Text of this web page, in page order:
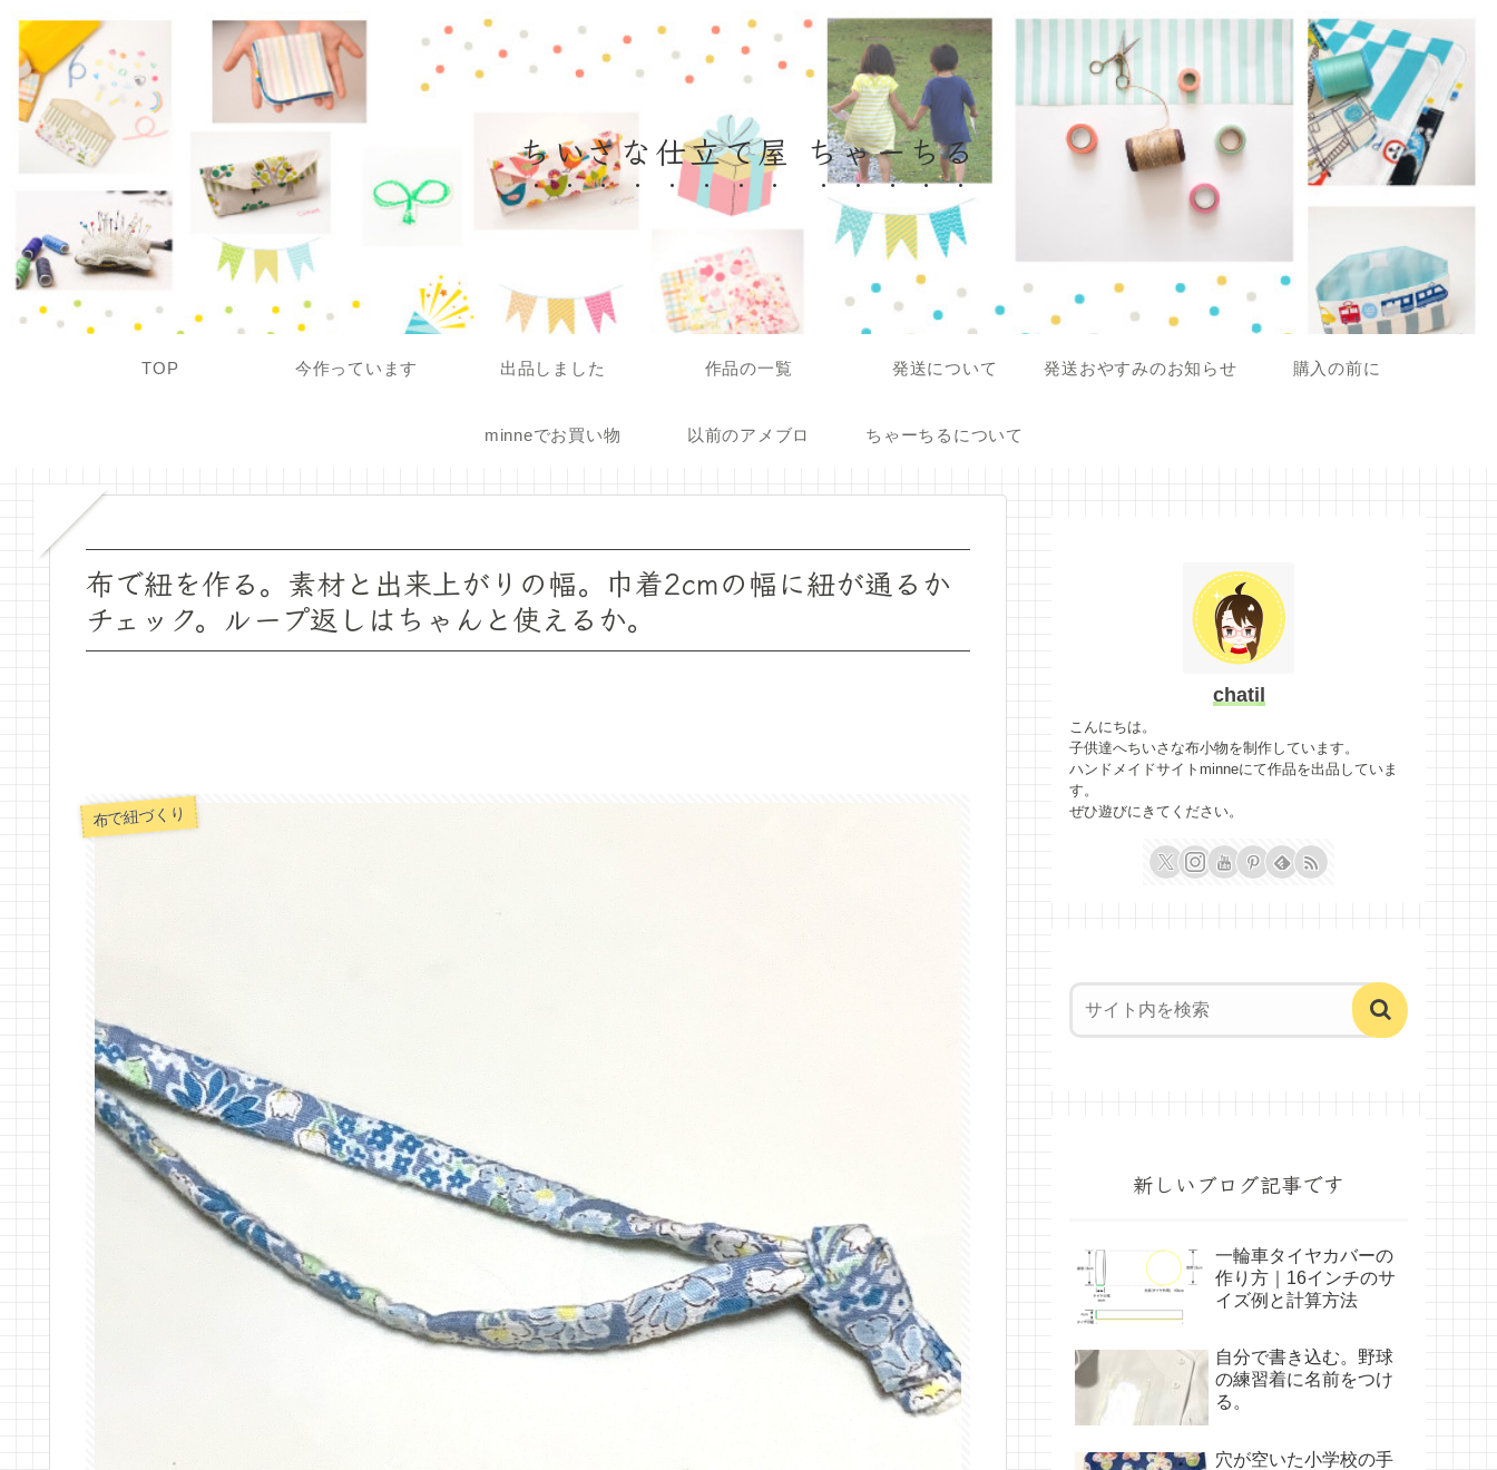
ちいさな仕立て屋 ちゃーちる
TOP 今作っています 出品しました 作品の一覧 発送について 発送おやすみのお知らせ 購入の前に
minneでお買い物 以前のアメブロ ちゃーちるについて
布で紐を作る。素材と出来上がりの幅。巾着2cmの幅に紐が通るか
チェック。ループ返しはちゃんと使えるか。
布で紐づくり
chatil
こんにちは。
子供達へちいさな布小物を制作しています。
ハンドメイドサイトminneにて作品を出品していま
す。
ぜひ遊びにきてください。
新しいブログ記事です
一輪車タイヤカバーの
作り方｜16インチのサ
イズ例と計算方法
自分で書き込む。野球
の練習着に名前をつけ
る。
穴が空いた小学校の手